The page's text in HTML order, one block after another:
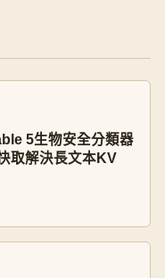
5生物安全分類器
取解決長文本KV